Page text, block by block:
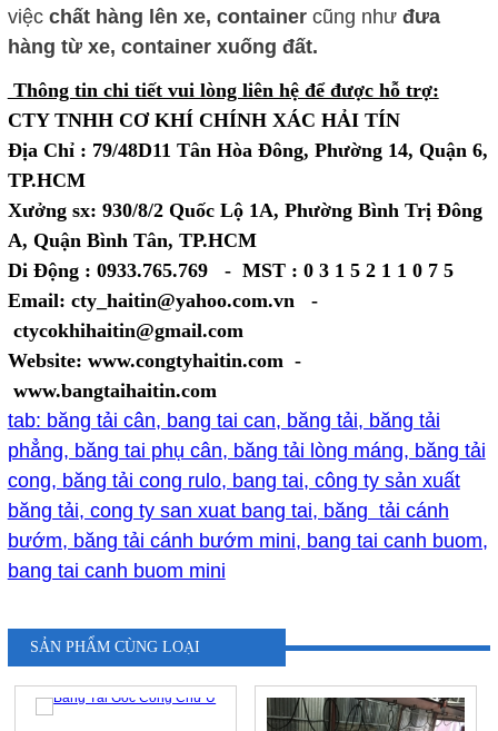
việc chất hàng lên xe, containercũng như đưa
hàng từ xe, container xuống đất.
Thông tin chi tiết vui lòng liên hệ để được hỗ trợ:
CTY TNHH CƠ KHÍ CHÍNH XÁC HẢI TÍN
Địa Chỉ : 79/48D11 Tân Hòa Đông, Phường 14, Quận 6,
TP.HCM
Xưởng sx: 930/8/2 Quốc Lộ 1A, Phường Bình Trị Đông
A, Quận Bình Tân, TP.HCM
Di Động : 0933.765.769 - MST : 0 3 1 5 2 1 1 0 7 5
Email: cty_haitin@yahoo.com.vn -
ctycokhihaitin@gmail.com
Website: www.congtyhaitin.com -
www.bangtaihaitin.com
tab: băng tải cân, bang tai can, băng tải, băng tải
phẳng, băng tai phụ cân, băng tải lòng máng, băng tải
cong, băng tải cong rulo, bang tai, công ty sản xuất
băng tải, cong ty san xuat bang tai, băng tải cánh
bướm, băng tải cánh bướm mini, bang tai canh buom,
bang tai canh buom mini
SẢN PHẨM CÙNG LOẠI